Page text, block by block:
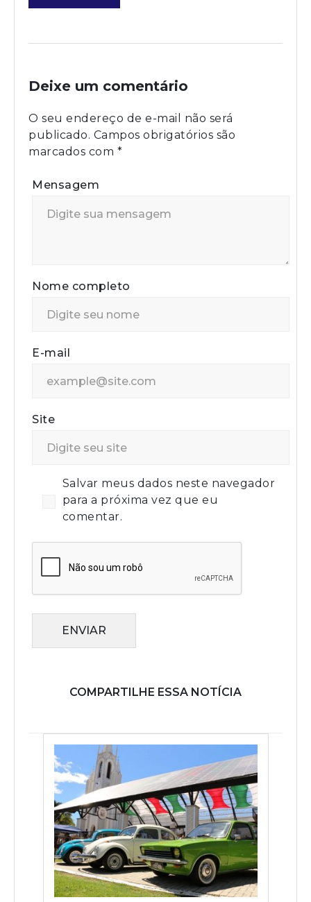
Deixe um comentário
O seu endereço de e-mail não será
publicado. Campos obrigatórios são
marcados com *
Mensagem
Nome completo
E-mail
Site
Salvar meus dados neste navegador
para a próxima vez que eu
comentar.
ENVIAR
COMPARTILHE ESSA NOTÍCIA